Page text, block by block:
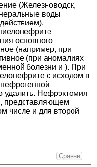
(Железноводск,
воды
основного
(например, при
(при аномалиях
болезни и ). При
с исходом в
удалить. Нефрэктомия
представляющем
числе и для второй
Сравни